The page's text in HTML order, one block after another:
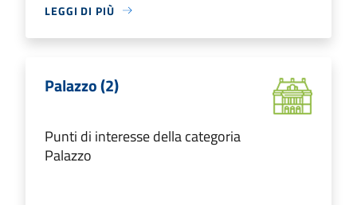
LEGGI DI PIÙ
Palazzo (2)
Punti di interesse della categoria
Palazzo